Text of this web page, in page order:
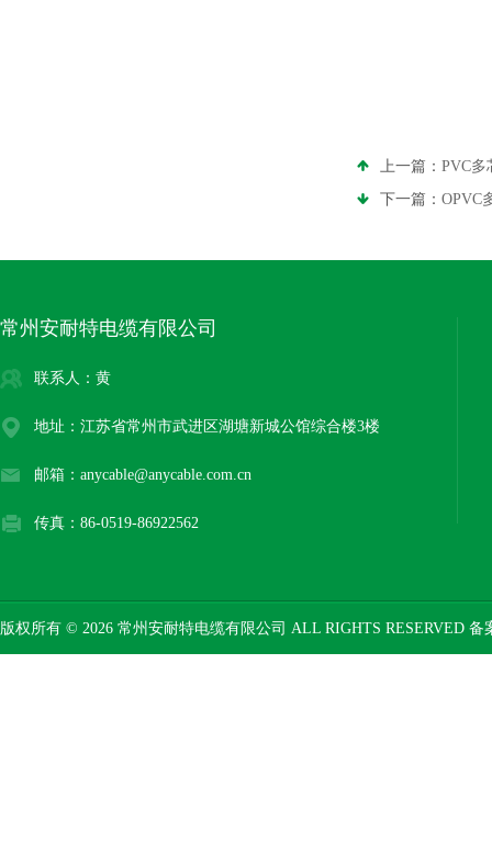
上一篇： PVC多
下一篇： OPVC
常州安耐特电缆有限公司
联系人：黄
地址：江苏省常州市武进区湖塘新城公馆综合楼3楼
邮箱：anycable@anycable.com.cn
传真：86-0519-86922562
版权所有 © 2026 常州安耐特电缆有限公司 ALL RIGHTS RESERVED 备